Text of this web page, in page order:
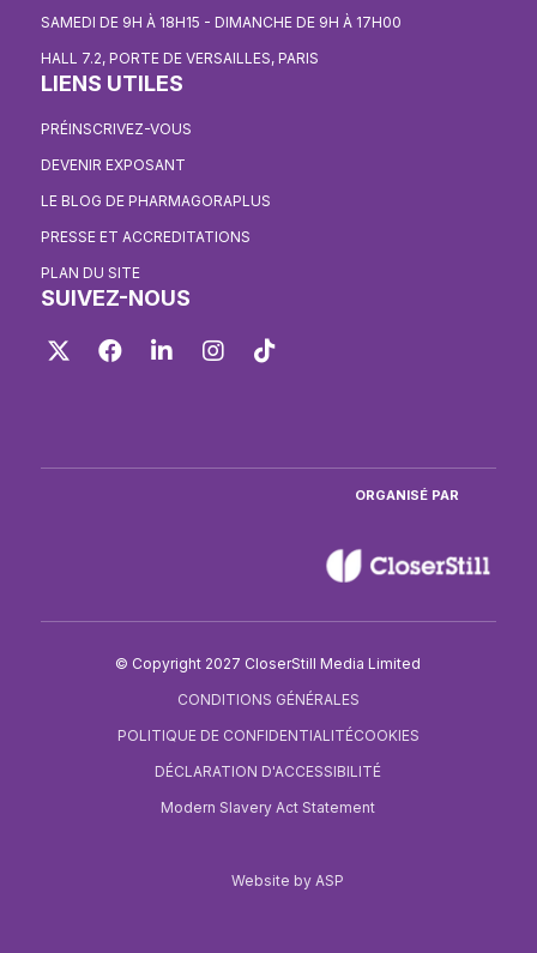
SAMEDI DE 9H À 18H15 - DIMANCHE DE 9H À 17H00
HALL 7.2, PORTE DE VERSAILLES, PARIS
LIENS UTILES
PRÉINSCRIVEZ-VOUS
DEVENIR EXPOSANT
LE BLOG DE PHARMAGORAPLUS
PRESSE ET ACCREDITATIONS
PLAN DU SITE
SUIVEZ-NOUS
Twitter FacebookLinkedIn Instagram
ORGANISÉ PAR
© Copyright 2027 CloserStill Media Limited
CONDITIONS GÉNÉRALES
POLITIQUE DE CONFIDENTIALITÉCOOKIES
DÉCLARATION D'ACCESSIBILITÉ
Modern Slavery Act Statement
Website by ASP